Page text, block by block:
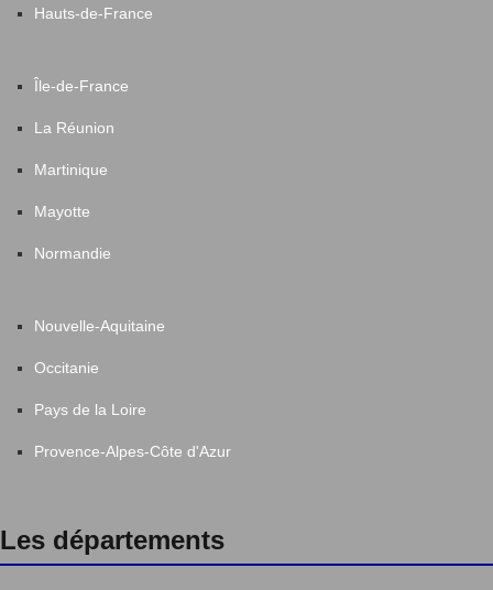
Hauts-de-France
Île-de-France
La Réunion
Martinique
Mayotte
Normandie
Nouvelle-Aquitaine
Occitanie
Pays de la Loire
Provence-Alpes-Côte d'Azur
Les départements